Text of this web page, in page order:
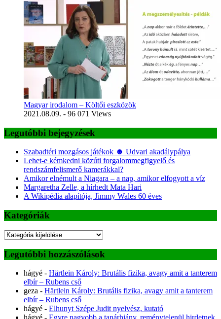
Magyar irodalom – Költői eszközök
2021.08.09. - 96 071 Views
Legutóbbi bejegyzések
Szabadtéri mozgásos játékok ☻ Udvari akadálypálya
Lehet-e kémkedni közúti forgalommegfigyelő és
rendszámfelismerő kamerákkal?
Amikor elnémult a Niagara – a nap, amikor elfogyott a víz
Margaretha Zelle, a hírhedt Mata Hari
A Wikipédia alapítója, Jimmy Wales 60 éves
Kategóriák
Kategóriák
Legutóbbi hozzászólások
hágyé - Härtlein Károly: Brutális fizika, avagy amit a tanterem
elbír – Rubens cső
geza - Härtlein Károly: Brutális fizika, avagy amit a tanterem
elbír – Rubens cső
hágyé - Elhunyt Szépe Judit nyelvész, kutató